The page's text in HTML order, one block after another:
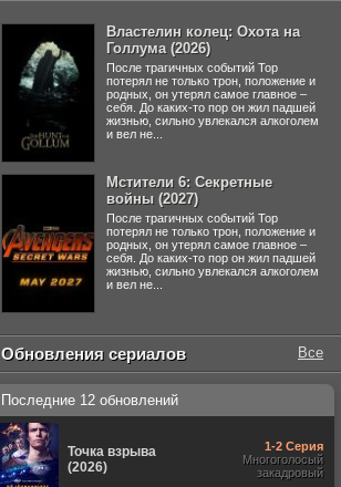
Властелин колец: Охота на
Голлума (2026)
После трагичных событий Тор
потерял не только трон, положение и
родных, он утерял самое главное –
себя. До каких-то пор он жил падшей
жизнью, сильно увлекался алкоголем
и вел не...
Мстители 6: Секретные
войны (2027)
После трагичных событий Тор
потерял не только трон, положение и
родных, он утерял самое главное –
себя. До каких-то пор он жил падшей
жизнью, сильно увлекался алкоголем
и вел не...
Обновления сериалов Все
Последние 12 обновлений
Точка взрыва
(2026)
1-2 Серия
Многоголосый
закадровый